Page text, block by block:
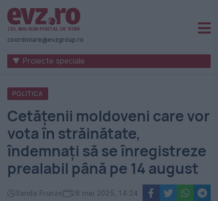
Știri
naționale
internaționale
România
-
Evenimentul
Zilei
coordonare@evzgroup.ro
▼ Proiecte speciale
POLITICA
Cetățenii moldoveni care vor
vota în străinătate,
îndemnați să se înregistreze
prealabil până pe 14 august
Sanda Frunze 28 mai 2025, 14:24